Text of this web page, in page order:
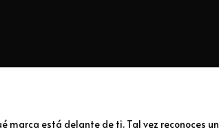
marca está delante de ti. Tal vez reconoces un